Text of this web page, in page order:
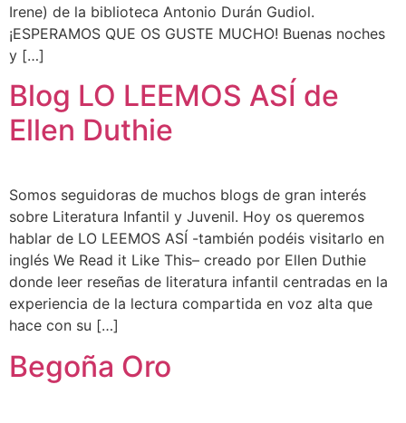
Irene) de la biblioteca Antonio Durán Gudiol.
¡ESPERAMOS QUE OS GUSTE MUCHO! Buenas noches
y […]
Blog LO LEEMOS ASÍ de
Ellen Duthie
Somos seguidoras de muchos blogs de gran interés
sobre Literatura Infantil y Juvenil. Hoy os queremos
hablar de LO LEEMOS ASÍ -también podéis visitarlo en
inglés We Read it Like This– creado por Ellen Duthie
donde leer reseñas de literatura infantil centradas en la
experiencia de la lectura compartida en voz alta que
hace con su […]
Begoña Oro